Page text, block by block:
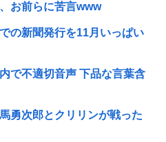
お前らに苦言www
の新聞発行を11月いっぱい
で不適切音声 下品な言葉含
勇次郎とクリリンが戦った